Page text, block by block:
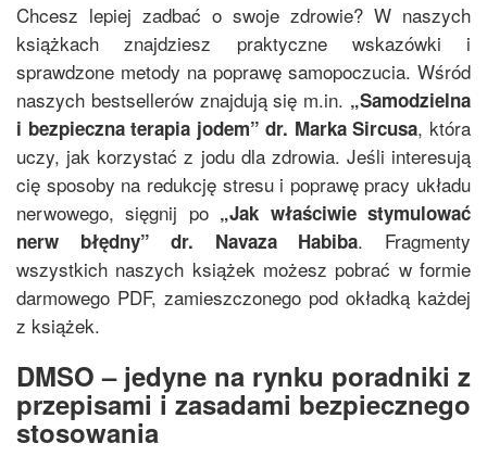
Chcesz lepiej zadbać o swoje zdrowie? W naszych
książkach znajdziesz praktyczne wskazówki i
sprawdzone metody na poprawę samopoczucia. Wśród
naszych bestsellerów znajdują się m.in. „Samodzielna
i bezpieczna terapia jodem”dr. Marka Sircusa, która
uczy, jak korzystać z jodu dla zdrowia. Jeśli interesują
cię sposoby na redukcję stresu i poprawę pracy układu
nerwowego, sięgnij po „Jak właściwie stymulować
nerw błędny”dr. Navaza Habiba. Fragmenty
wszystkich naszych książek możesz pobrać w formie
darmowego PDF, zamieszczonego pod okładką każdej
z książek.
DMSO – jedyne na rynku poradniki z
przepisami i zasadami bezpiecznego
stosowania